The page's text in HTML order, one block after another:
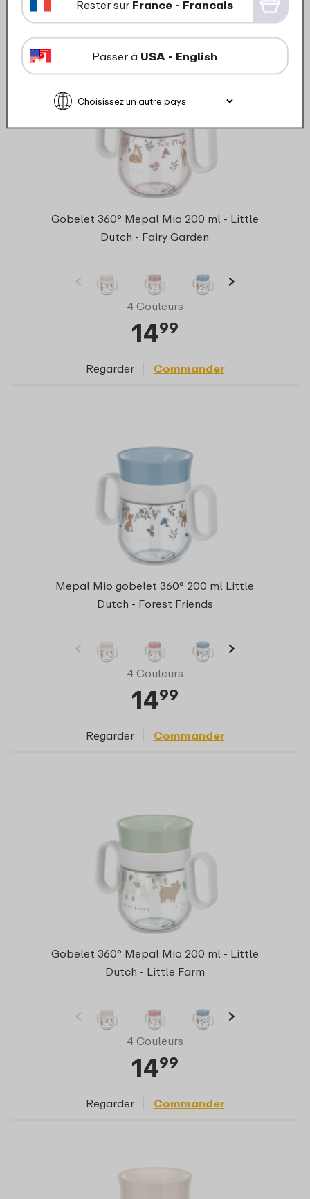
Gobelet 360° Mepal Mio 200 ml - Little
Dutch - Fairy Garden
4 Couleurs
1499
Regarder Commander
Mepal Mio gobelet 360° 200 ml Little
Dutch - Forest Friends
4 Couleurs
1499
Regarder Commander
Gobelet 360° Mepal Mio 200 ml - Little
Dutch - Little Farm
4 Couleurs
1499
Regarder Commander
Rester sur France - Francais
Passer à USA - English